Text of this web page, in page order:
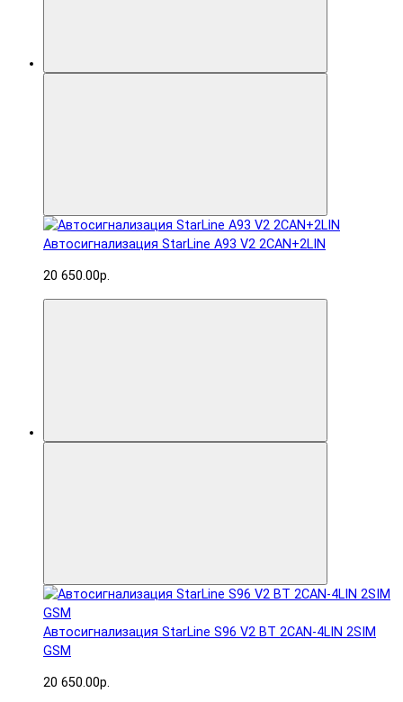
Автосигнализация StarLine A93 V2 2CAN+2LIN
20 650.00р.
Автосигнализация StarLine S96 V2 BT 2CAN-4LIN 2SIM
GSM
20 650.00р.